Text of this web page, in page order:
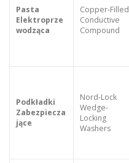
Pasta
Elektroprze
wodząca
Copper-Filled
Conductive
Compound
Podkładki
Zabezpiecza
jące
Nord-Lock
Wedge-
Locking
Washers